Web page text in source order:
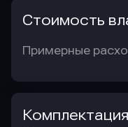
Стоимость
Примерные
Комплектация